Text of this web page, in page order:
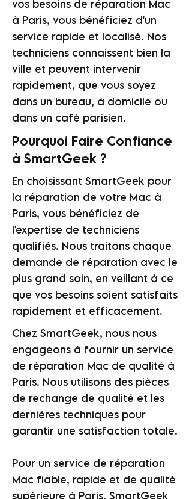
vos besoins de réparation Mac
à Paris, vous bénéficiez d'un
service rapide et localisé. Nos
techniciens connaissent bien la
ville et peuvent intervenir
rapidement, que vous soyez
dans un bureau, à domicile ou
dans un café parisien.
Pourquoi Faire Confiance
à SmartGeek ?
En choisissant SmartGeek pour
la réparation de votre Mac à
Paris, vous bénéficiez de
l'expertise de techniciens
qualifiés. Nous traitons chaque
demande de réparation avec le
plus grand soin, en veillant à ce
que vos besoins soient satisfaits
rapidement et efficacement.
Chez SmartGeek, nous nous
engageons à fournir un service
de réparation Mac de qualité à
Paris. Nous utilisons des pièces
de rechange de qualité et les
dernières techniques pour
garantir une satisfaction totale.
Pour un service de réparation
Mac fiable, rapide et de qualité
supérieure à Paris, SmartGeek